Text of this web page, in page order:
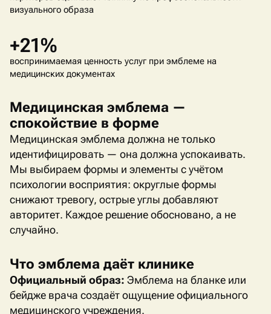
визуального образа
+21%
воспринимаемая ценность услуг при эмблеме на
медицинских документах
Медицинская эмблема —
спокойствие в форме
Медицинская эмблема должна не только
идентифицировать — она должна успокаивать.
Мы выбираем формы и элементы с учётом
психологии восприятия: округлые формы
снижают тревогу, острые углы добавляют
авторитет. Каждое решение обосновано, а не
случайно.
Что эмблема даёт клинике
Официальный образ: Эмблема на бланке или
бейдже врача создаёт ощущение официального
медицинского учреждения.